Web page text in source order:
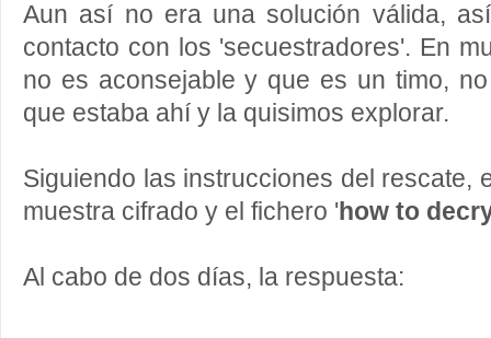
Aun así no era una solución válida,
contacto con los 'secuestradores'. En
no es aconsejable y que es un timo,
que estaba ahí y la quisimos explorar.
Siguiendo las instrucciones del rescate,
muestra cifrado y el fichero 'how to
Al cabo de dos días, la respuesta: